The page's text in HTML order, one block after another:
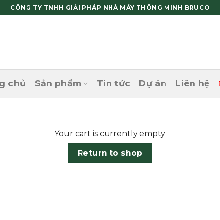
CÔNG TY TNHH GIẢI PHÁP NHÀ MÁY THÔNG MINH BRUCO
chủ Sản phẩm Tin tức Dự án Liên hệ
Your cart is currently empty.
Return to shop